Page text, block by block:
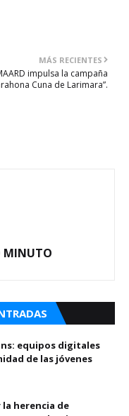
MÁS RECIENTES
impulsa la campaña
Cuna de Larimara”.
MINUTO
equipos digitales
de las jóvenes
herencia de